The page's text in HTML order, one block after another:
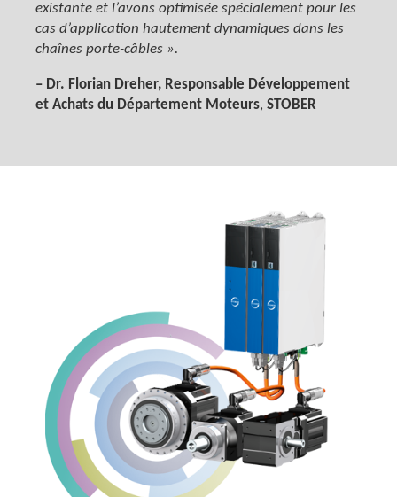
existante et l’avons optimisée spécialement pour les
cas d’application hautement dynamiques dans les
chaînes porte-câbles ».
– Dr. Florian Dreher, Responsable Développement
et Achats du Département Moteurs, STOBER